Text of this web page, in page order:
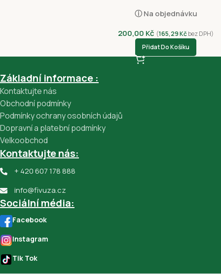
ⓘ Na objednávku
200,00 Kč (165,29Kčbez DPH)
Přidat Do Košíku
Základní informace :
Kontaktujte nás
Obchodní podmínky
Podmínky ochrany osobních údajů
Dopravní a platební podmínky
Velkoobchod
Kontaktujte nás:
+ 420 607 178 888
info@fivuza.cz
Sociální média:
Facebook
Instagram
Tik Tok